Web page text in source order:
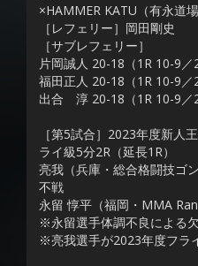
×HAMMER KATU（有永道
［レフェリー］岡田剛史
［サブレフェリー］
片岡誠人 20-18（1R 10-9／
福田正人 20-18（1R 10-9／
出合 淳 20-18（1R 10-9／
［第5試合］2023年度新人
ライ級5分2R（延長1R）
亮我（兵庫・総合格闘技ゴ
不戦
永留 惇平（福岡・MMA
※永留選手体調不良による
※亮我選手が2023年度フラ